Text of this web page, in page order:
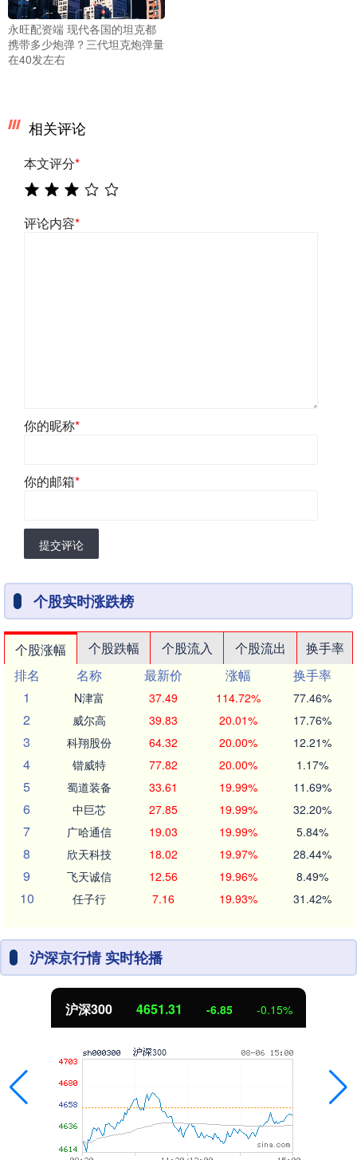
永旺配资端 现代各国的坦克都
携带多少炮弹？三代坦克炮弹量
在40发左右
相关评论
本文评分*
评论内容*
你的昵称*
你的邮箱*
提交评论
个股实时涨跌榜
个股涨幅 个股跌幅 个股流入 个股流出
换手率
排名
名称 最新价 涨幅
换手率
1
N津富 37.49 114.72% 77.46%
2 威尔高 39.83 20.01% 17.76%
3 科翔股份 64.32 20.00% 12.21%
4 锴威特 77.82 20.00% 1.17%
5 蜀道装备 33.61 19.99% 11.69%
6 中巨芯 27.85 19.99% 32.20%
7 广哈通信 19.03 19.99% 5.84%
8 欣天科技 18.02 19.97% 28.44%
9 飞天诚信 12.56 19.96% 8.49%
10 任子行 7.16 19.93% 31.42%
沪深京行情 实时轮播
沪深300 4651.31 -6.85 -0.15%